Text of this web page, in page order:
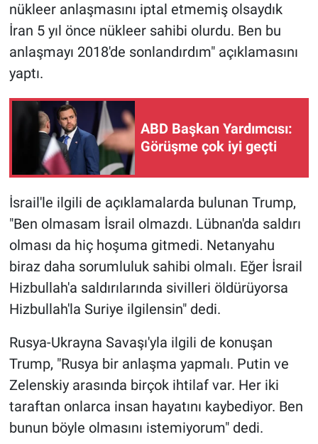
nükleer anlaşmasını iptal etmemiş olsaydık
İran 5 yıl önce nükleer sahibi olurdu. Ben bu
anlaşmayı 2018'de sonlandırdım" açıklamasını
yaptı.
ABD Başkan Yardımcısı:
Görüşme çok iyi geçti
İsrail'le ilgili de açıklamalarda bulunan Trump,
"Ben olmasam İsrail olmazdı. Lübnan'da saldırı
olması da hiç hoşuma gitmedi. Netanyahu
biraz daha sorumluluk sahibi olmalı. Eğer İsrail
Hizbullah'a saldırılarında sivilleri öldürüyorsa
Hizbullah'la Suriye ilgilensin" dedi.
Rusya-Ukrayna Savaşı'yla ilgili de konuşan
Trump, "Rusya bir anlaşma yapmalı. Putin ve
Zelenskiy arasında birçok ihtilaf var. Her iki
taraftan onlarca insan hayatını kaybediyor. Ben
bunun böyle olmasını istemiyorum" dedi.
Programlar
Sağlık
Teknoloji
Türkiye'nin Geleceği
Türkiye'nin Gündemi
Yerel Gündem
Yerel Yaşam
Canlı Yayın